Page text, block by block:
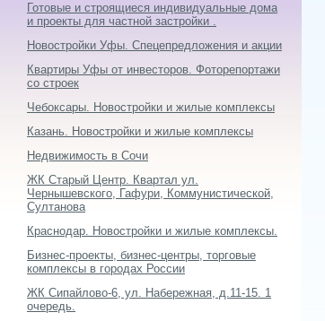
Готовые и строящиеся индивидуальные дома
и проекты для частной застройки .
Новостройки Уфы. Спецепредложения и акции
Квартиры Уфы от инвесторов. Фоторепортажи
со строек
Чебоксары. Новостройки и жилые комплексы
Казань. Новостройки и жилые комплексы
Недвижимость в Сочи
ЖК Старый Центр. Квартал ул.
Чернышевского, Гафури, Коммунистической,
Султанова
Краснодар. Новостройки и жилые комплексы.
Бизнес-проекты, бизнес-центры, торговые
комплексы в городах России
ЖК Сипайлово-6, ул. Набережная, д.11-15. 1
очередь.